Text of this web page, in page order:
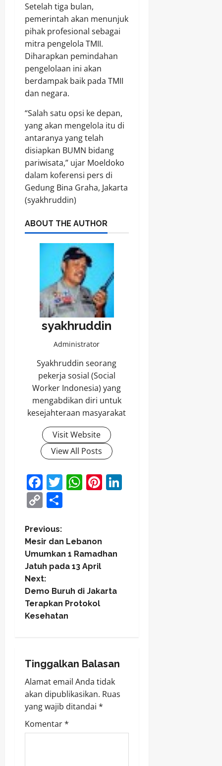
Setelah tiga bulan,
pemerintah akan menunjuk
pihak profesional sebagai
mitra pengelola TMII.
Diharapkan pemindahan
pengelolaan ini akan
berdampak baik pada TMII
dan negara.
“Salah satu opsi ke depan,
yang akan mengelola itu di
antaranya yang telah
disiapkan BUMN bidang
pariwisata,” ujar Moeldoko
dalam koferensi pers di
Gedung Bina Graha, Jakarta
(syakhruddin)
ABOUT THE AUTHOR
syakhruddin
Administrator
Syakhruddin seorang
pekerja sosial (Social
Worker Indonesia) yang
mengabdikan diri untuk
kesejahteraan masyarakat
Visit Website
View All Posts
Facebook
Twitter
WhatsApp
Pinterest
Copy
P
o
s
t
n
v
i
g
a
Previous:
Mesir dan Lebanon
Umumkan 1 Ramadhan
Jatuh pada 13 April
Next:
Demo Buruh di Jakarta
Terapkan Protokol
Kesehatan
Tinggalkan Balasan
Alamat email Anda tidak
akan dipublikasikan. Ruas
yang wajib ditandai *
Komentar*